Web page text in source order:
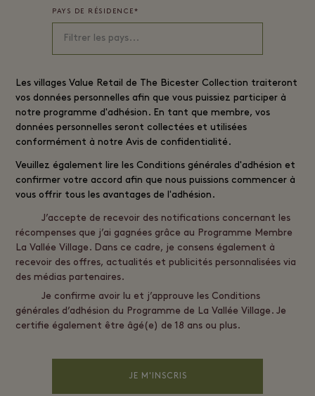
PAYS DE RÉSIDENCE*
Les villagesValue Retail de The Bicester Collection traiteront
vos données personnelles afin que vous puissiez participer à
notre programme d'adhésion. En tant que membre, vos
données personnelles seront collectées et utilisées
conformément à notreAvis de confidentialité .
Veuillez également lire lesConditions générales d'adhésion et
confirmer votre accord afin que nous puissions commencer à
vous offrir tous les avantages de l'adhésion.
J’accepte de recevoir des notifications concernant les
récompenses que j’ai gagnées grâce au Programme Membre
La Vallée Village. Dans ce cadre, je consens également à
recevoir des offres, actualités et publicités personnalisées via
des médias partenaires.
Je confirme avoir lu et j’approuve les Conditions
générales d’adhésion du Programme de La Vallée Village. Je
certifie également être âgé(e) de 18 ans ou plus.
JE M'INSCRIS